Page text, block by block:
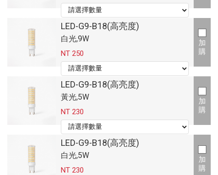
LED-G9-B18(高亮度)
白光,9W
NT 250
加
購
LED-G9-B18(高亮度)
黃光,5W
NT 230
加
購
LED-G9-B18(高亮度)
白光,5W
NT 230
加
購